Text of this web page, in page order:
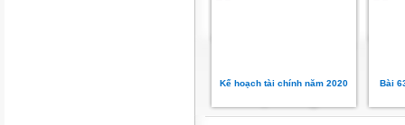
Lên lớp
Kế hoạch tài chính năm 2020 Bài